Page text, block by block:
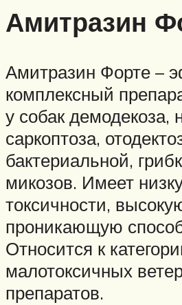
Амитразин
Амитразин Форте –
комплексный
у собак демодекоза,
саркоптоза,
бактериальной,
микозов. Имеет
токсичности,
проникающую
Относится к
малотоксичных
препаратов.